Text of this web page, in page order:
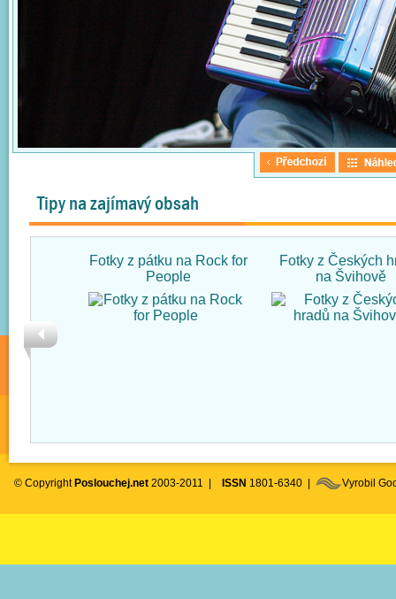
Tipy na zajímavý obsah
Fotky z pátku na Rock for
People
Fotky z Českých
na Švihově
© Copyright Poslouchej.net 2003-2011 | ISSN 1801-6340 | Vyrobil